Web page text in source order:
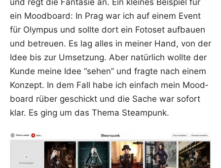
und regt die Fan­ta­sie an. Ein klei­nes Bei­spiel für
ein Mood­board: In Prag war ich auf einem Event
für Olym­pus und soll­te dort ein Foto­set auf­bau­en
und betreu­en. Es lag alles in mei­ner Hand, von der
Idee bis zur Umset­zung. Aber natür­lich woll­te der
Kun­de mei­ne Idee “sehen” und frag­te nach einem
Kon­zept. In dem Fall habe ich ein­fach mein Mood­
board rüber geschickt und die Sache war sofort
klar. Es ging um das The­ma Steampunk.